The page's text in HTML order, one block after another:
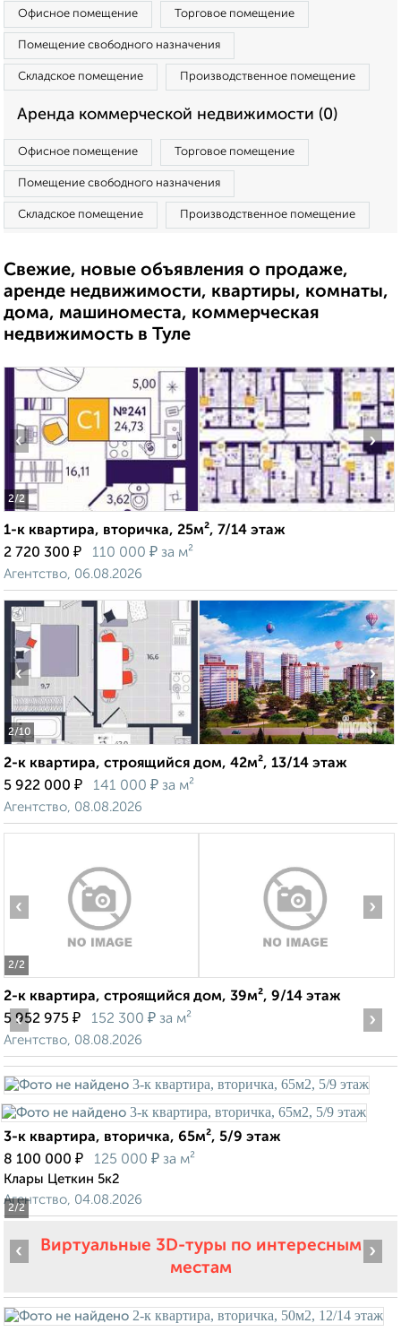
Офисное помещение Торговое помещение
Помещение свободного назначения
Складское помещение Производственное помещение
Аренда коммерческой недвижимости (0)
Офисное помещение Торговое помещение
Помещение свободного назначения
Складское помещение Производственное помещение
Свежие, новые объявления о продаже,
аренде недвижимости, квартиры, комнаты,
дома, машиноместа, коммерческая
недвижимость в Туле
2/2
‹ ›
1-к квартира, вторичка, 25м², 7/14 этаж
2 720 300 ₽ 110 000 ₽ за м²
Агентство, 06.08.2026
2/10
‹ ›
2-к квартира, строящийся дом, 42м², 13/14 этаж
5 922 000 ₽ 141 000 ₽ за м²
Агентство, 08.08.2026
2/2
‹ ›
2-к квартира, строящийся дом, 39м², 9/14 этаж
5 952 975 ₽ 152 300 ₽ за м²
Агентство, 08.08.2026
2/2
‹ ›
3-к квартира, вторичка, 65м², 5/9 этаж
8 100 000 ₽ 125 000 ₽ за м²
Клары Цеткин 5к2
Агентство, 04.08.2026
Виртуальные 3D-туры по интересным
местам
‹ ›